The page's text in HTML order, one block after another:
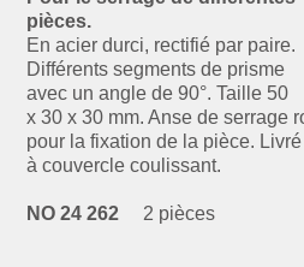
pièces.
En acier durci, rectifié par paire.
Différents segments de prisme
avec un angle de 90°. Taille 50
x 30 x 30 mm. Anse de serrage
pour la fixation de la pièce.
à couvercle coulissant.
NO 24 2622 pièces